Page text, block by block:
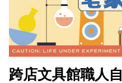
跨店文具館職人